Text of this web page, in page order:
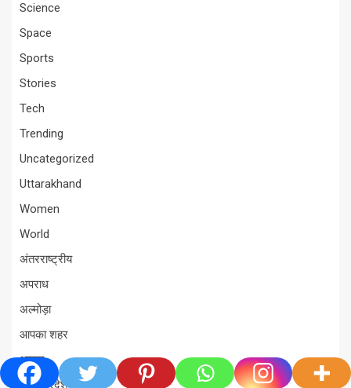
Science
Space
Sports
Stories
Tech
Trending
Uncategorized
Uttarakhand
Women
World
अंतरराष्ट्रीय
अपराध
अल्मोड़ा
आपका शहर
आपदा
उत्तर प्रदेश